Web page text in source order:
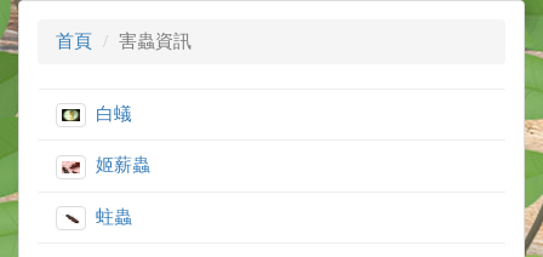
首頁 害蟲資訊
白蟻
姬薪蟲
蛀蟲